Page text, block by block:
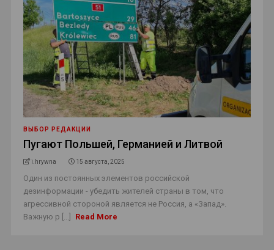
ВЫБОР РЕДАКЦИИ
Пугают Польшей, Германией и Литвой
i.hrywna 15 августа, 2025
Один из постоянных элементов российской
дезинформации - убедить жителей страны в том, что
агрессивной стороной является не Россия, а «Запад».
Важную р [...]
Read More